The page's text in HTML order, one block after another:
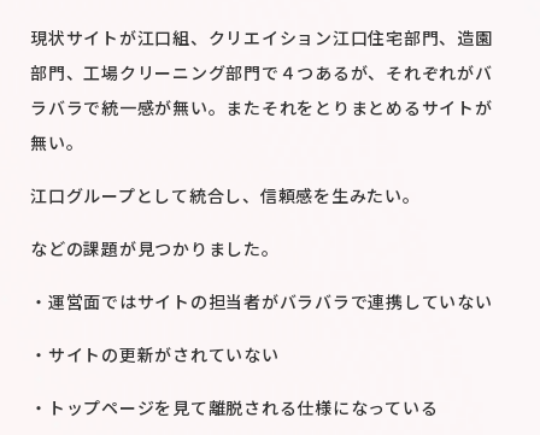
現状サイトが江口組、クリエイション江口住宅部門、造園
部門、工場クリーニング部門で４つあるが、それぞれがバ
ラバラで統一感が無い。またそれをとりまとめるサイトが
無い。
江口グループとして統合し、信頼感を生みたい。
などの課題が見つかりました。
・運営面ではサイトの担当者がバラバラで連携していない
・サイトの更新がされていない
・トップページを見て離脱される仕様になっている